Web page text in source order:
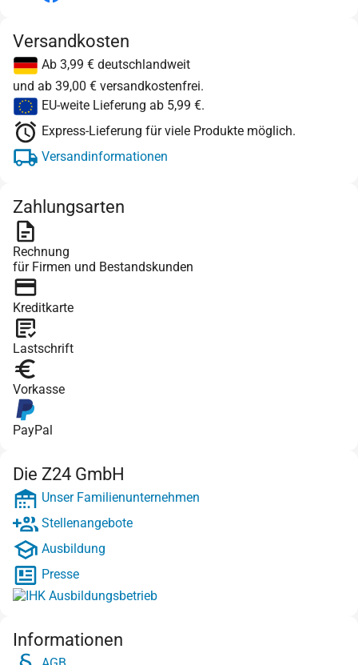
Versandkosten
Ab 3,99 € deutschlandweit
und ab 39,00 € versandkostenfrei.
EU-weite Lieferung ab 5,99 €.
Express-Lieferung für viele Produkte möglich.
Versandinformationen
Zahlungsarten
Rechnung
für Firmen und Bestandskunden
Kreditkarte
Lastschrift
Vorkasse
PayPal
Die Z24 GmbH
Unser Familienunternehmen
Stellenangebote
Ausbildung
Presse
Informationen